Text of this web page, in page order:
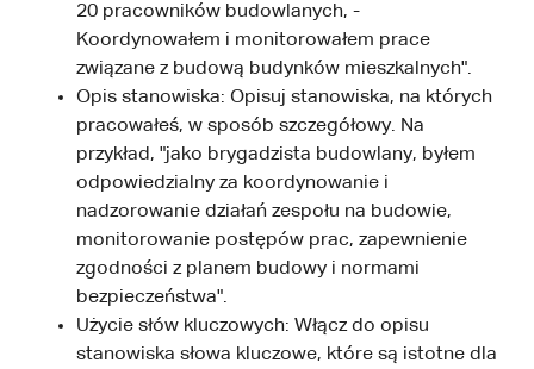
20 pracowników budowlanych, -
Koordynowałem i monitorowałem prace
związane z budową budynków mieszkalnych".
Opis stanowiska: Opisuj stanowiska, na których
pracowałeś, w sposób szczegółowy. Na
przykład, "jako brygadzista budowlany, byłem
odpowiedzialny za koordynowanie i
nadzorowanie działań zespołu na budowie,
monitorowanie postępów prac, zapewnienie
zgodności z planem budowy i normami
bezpieczeństwa".
Użycie słów kluczowych: Włącz do opisu
stanowiska słowa kluczowe, które są istotne dla